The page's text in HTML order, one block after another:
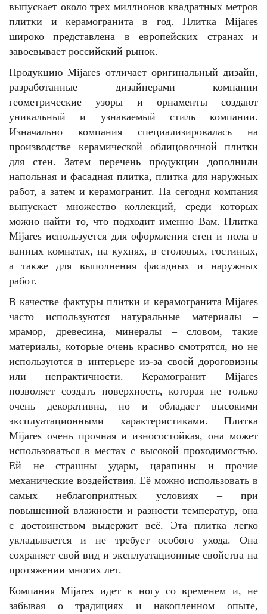
выпускает около трех миллионов квадратных метров
плитки и керамогранита в год. Плитка Mijares
широко представлена в европейских странах и
завоевывает российский рынок.
Продукцию Mijares отличает оригинальный дизайн,
разработанные дизайнерами компании
геометрические узоры и орнаменты создают
уникальный и узнаваемый стиль компании.
Изначально компания специализировалась на
производстве керамической облицовочной плитки
для стен. Затем перечень продукции дополнили
напольная и фасадная плитка, плитка для наружных
работ, а затем и керамогранит. На сегодня компания
выпускает множество коллекций, среди которых
можно найти то, что подходит именно Вам. Плитка
Mijares используется для оформления стен и пола в
ванных комнатах, на кухнях, в столовых, гостиных,
а также для выполнения фасадных и наружных
работ.
В качестве фактуры плитки и керамогранита Mijares
часто используются натуральные материалы –
мрамор, древесина, минералы – словом, такие
материалы, которые очень красиво смотрятся, но не
используются в интерьере из-за своей дороговизны
или непрактичности. Керамогранит Mijares
позволяет создать поверхность, которая не только
очень декоративна, но и обладает высокими
эксплуатационными характеристиками. Плитка
Mijares очень прочная и износостойкая, она может
использоваться в местах с высокой проходимостью.
Ей не страшны удары, царапины и прочие
механические воздействия. Её можно использовать в
самых неблагоприятных условиях – при
повышенной влажности и разности температур, она
с достоинством выдержит всё. Эта плитка легко
укладывается и не требует особого ухода. Она
сохраняет свой вид и эксплуатационные свойства на
протяжении многих лет.
Компания Mijares идет в ногу со временем и, не
забывая о традициях и накопленном опыте,